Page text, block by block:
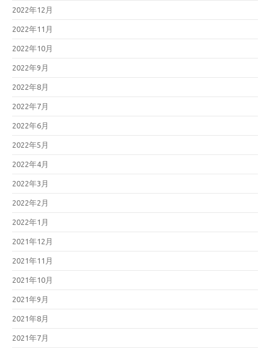
2022年12月
2022年11月
2022年10月
2022年9月
2022年8月
2022年7月
2022年6月
2022年5月
2022年4月
2022年3月
2022年2月
2022年1月
2021年12月
2021年11月
2021年10月
2021年9月
2021年8月
2021年7月